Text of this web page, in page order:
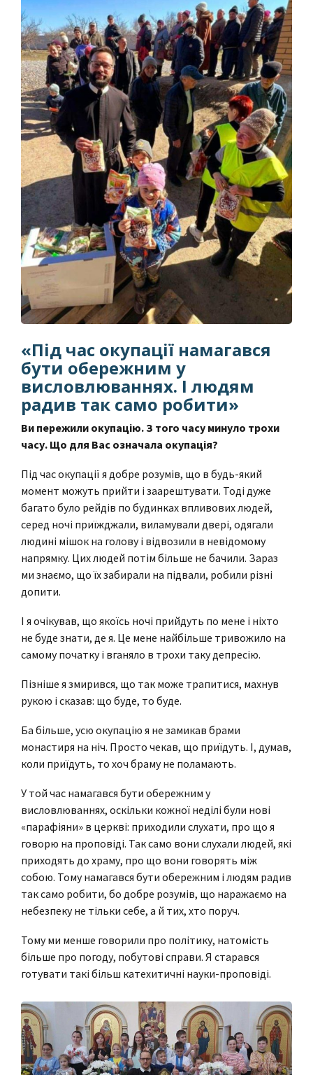
«Під час окупації намагався
бути обережним у
висловлюваннях. І людям
радив так само робити»
Ви пережили окупацію. З того часу минуло трохи
часу. Що для Вас означала окупація?
Під час окупації я добре розумів, що в будь-який
момент можуть прийти і заарештувати. Тоді дуже
багато було рейдів по будинках впливових людей,
серед ночі приїжджали, виламували двері, одягали
людині мішок на голову і відвозили в невідомому
напрямку. Цих людей потім більше не бачили. Зараз
ми знаємо, що їх забирали на підвали, робили різні
допити.
І я очікував, що якоїсь ночі прийдуть по мене і ніхто
не буде знати, де я. Це мене найбільше тривожило на
самому початку і вганяло в трохи таку депресію.
Пізніше я змирився, що так може трапитися, махнув
рукою і сказав: що буде, то буде.
Ба більше, усю окупацію я не замикав брами
монастиря на ніч. Просто чекав, що приїдуть. І, думав,
коли приїдуть, то хоч браму не поламають.
У той час намагався бути обережним у
висловлюваннях, оскільки кожної неділі були нові
«парафіяни» в церкві: приходили слухати, про що я
говорю на проповіді. Так само вони слухали людей, які
приходять до храму, про що вони говорять між
собою. Тому намагався бути обережним і людям радив
так само робити, бо добре розумів, що наражаємо на
небезпеку не тільки себе, а й тих, хто поруч.
Тому ми менше говорили про політику, натомість
більше про погоду, побутові справи. Я старався
готувати такі більш катехитичні науки-проповіді.